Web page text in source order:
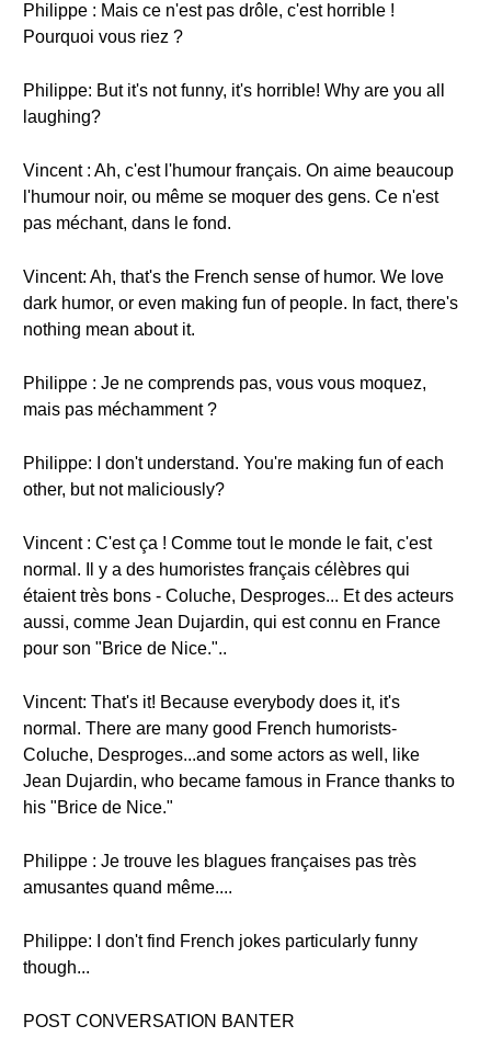
Philippe : Mais ce n'est pas drôle, c'est horrible !
Pourquoi vous riez ?
Philippe: But it's not funny, it's horrible! Why are you all
laughing?
Vincent : Ah, c'est l'humour français. On aime beaucoup
l'humour noir, ou même se moquer des gens. Ce n'est
pas méchant, dans le fond.
Vincent: Ah, that's the French sense of humor. We love
dark humor, or even making fun of people. In fact, there's
nothing mean about it.
Philippe : Je ne comprends pas, vous vous moquez,
mais pas méchamment ?
Philippe: I don't understand. You're making fun of each
other, but not maliciously?
Vincent : C'est ça ! Comme tout le monde le fait, c'est
normal. Il y a des humoristes français célèbres qui
étaient très bons - Coluche, Desproges... Et des acteurs
aussi, comme Jean Dujardin, qui est connu en France
pour son "Brice de Nice."..
Vincent: That's it! Because everybody does it, it's
normal. There are many good French humorists-
Coluche, Desproges...and some actors as well, like
Jean Dujardin, who became famous in France thanks to
his "Brice de Nice."
Philippe : Je trouve les blagues françaises pas très
amusantes quand même....
Philippe: I don't find French jokes particularly funny
though...
POST CONVERSATION BANTER